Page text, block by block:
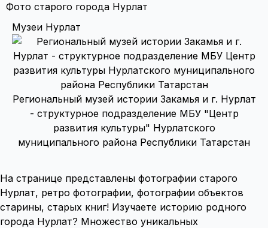
Фото старого города Нурлат
Музеи Нурлат
Региональный музей истории Закамья и г. Нурлат
- структурное подразделение МБУ "Центр
развития культуры" Нурлатского
муниципального района Республики Татарстан
На странице представлены фотографии старого
Нурлат, ретро фотографии, фотографии объектов
старины, старых книг! Изучаете историю родного
города Нурлат? Множество уникальных